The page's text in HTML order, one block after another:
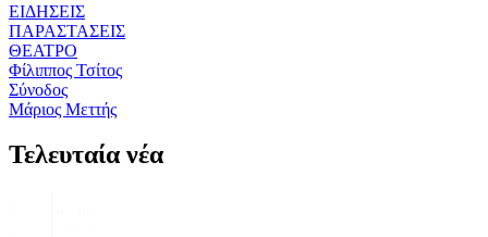
ΕΙΔΗΣΕΙΣ
ΠΑΡΑΣΤΑΣΕΙΣ
ΘΕΑΤΡΟ
Φίλιππος Τσίτος
Σύνοδος
Μάριος Μεττής
Τελευταία νέα